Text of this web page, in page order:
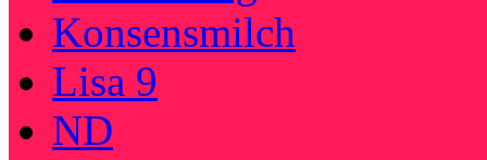
Konsensmilch
Lisa 9
ND